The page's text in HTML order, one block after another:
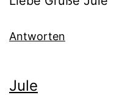
Antworten
Jule